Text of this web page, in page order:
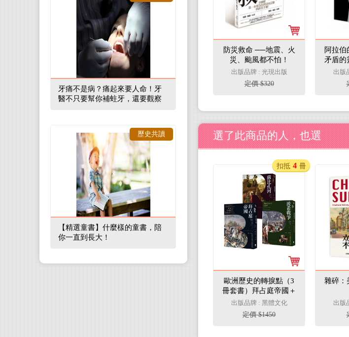
防災救命 ──地震、火
災、颱風都不怕！
出版品牌 : 光現出版
定價 $320
阿拉
矛盾的
人
出版
選了此商品的人，也選
歐洲歷史的轉捩點（3
冊套書）拜占庭帝國＋
盧比孔河＋波希戰爭
出版品牌 : 黑體文化
定價 $1450
扣抵 4 冊
雜碎：
出版
牙痛不是病？痛起來要人命！牙
醫不只要幫你補蛀牙，還要觀察
【精選童書】什麼樣的童書，陪
你一直到長大！
歷史共讀